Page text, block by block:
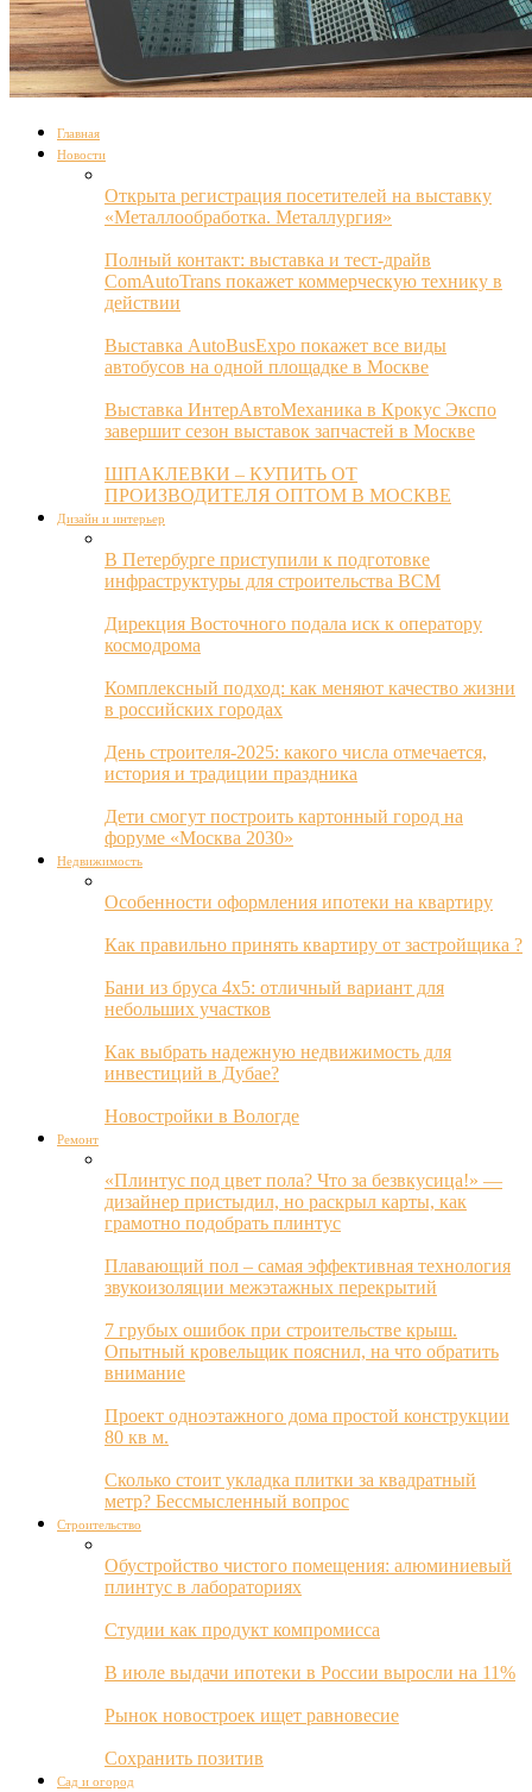
Главная
Новости
Открыта регистрация посетителей на выставку
«Металлообработка. Металлургия»
Полный контакт: выставка и тест-драйв
ComAutoTrans покажет коммерческую технику в
действии
Выставка AutoBusExpo покажет все виды
автобусов на одной площадке в Москве
Выставка ИнтерАвтоМеханика в Крокус Экспо
завершит сезон выставок запчастей в Москве
ШПАКЛЕВКИ – КУПИТЬ ОТ
ПРОИЗВОДИТЕЛЯ ОПТОМ В МОСКВЕ
Дизайн и интерьер
В Петербурге приступили к подготовке
инфраструктуры для строительства ВСМ
Дирекция Восточного подала иск к оператору
космодрома
Комплексный подход: как меняют качество жизни
в российских городах
День строителя-2025: какого числа отмечается,
история и традиции праздника
Дети смогут построить картонный город на
форуме «Москва 2030»
Недвижимость
Особенности оформления ипотеки на квартиру
Как правильно принять квартиру от застройщика ?
Бани из бруса 4х5: отличный вариант для
небольших участков
Как выбрать надежную недвижимость для
инвестиций в Дубае?
Новостройки в Вологде
Ремонт
«Плинтус под цвет пола? Что за безвкусица!» —
дизайнер пристыдил, но раскрыл карты, как
грамотно подобрать плинтус
Плавающий пол – самая эффективная технология
звукоизоляции межэтажных перекрытий
7 грубых ошибок при строительстве крыш.
Опытный кровельщик пояснил, на что обратить
внимание
Проект одноэтажного дома простой конструкции
80 кв м.
Сколько стоит укладка плитки за квадратный
метр? Бессмысленный вопрос
Строительство
Обустройство чистого помещения: алюминиевый
плинтус в лабораториях
Студии как продукт компромисса
В июле выдачи ипотеки в России выросли на 11%
Рынок новостроек ищет равновесие
Сохранить позитив
Сад и огород